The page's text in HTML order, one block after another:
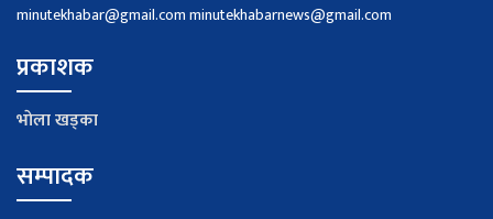
minutekhabar@gmail.comminutekhabarnews@gmail.com
प्रकाशक
भाेला खड्का
सम्पादक